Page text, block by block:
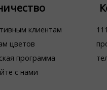
клиентам
цветов
программа
с нами